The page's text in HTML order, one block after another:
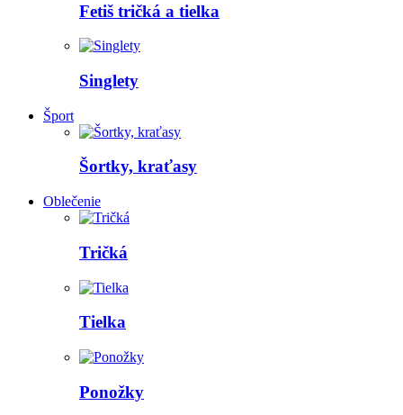
Fetiš tričká a tielka
Singlety
Šport
Šortky, kraťasy
Oblečenie
Tričká
Tielka
Ponožky